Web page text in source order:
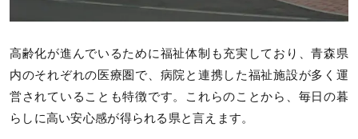
高齢化が進んでいるために福祉体制も充実しており、青森県
内のそれぞれの医療圏で、病院と連携した福祉施設が多く運
営されていることも特徴です。これらのことから、毎日の暮
らしに高い安心感が得られる県と言えます。